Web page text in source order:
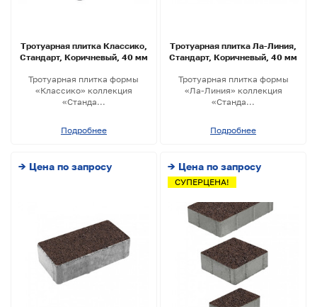
Тротуарная плитка Классико,
Стандарт, Коричневый, 40 мм
Тротуарная плитка формы
«Классико» коллекция
«Станда...
Подробнее
Тротуарная плитка Ла-Линия,
Стандарт, Коричневый, 40 мм
Тротуарная плитка формы
«Ла-Линия» коллекция
«Станда...
Подробнее
→ Цена по запросу → Цена по запросу
СУПЕРЦЕНА!